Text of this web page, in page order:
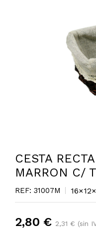
CESTA
MARRON C/
REF: 31007M
2,80 € 2,31 € (sin